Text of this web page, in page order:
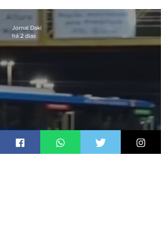
passagens
Jornal Daki
há 2 dias